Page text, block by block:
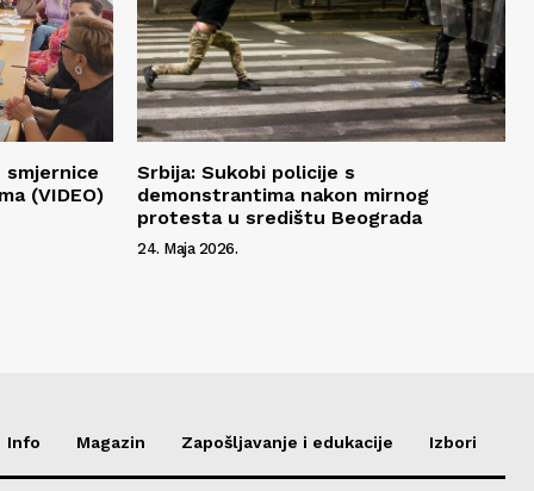
smjernice
(VIDEO)
Srbija: Sukobi policije s
demonstrantima nakon mirnog
protesta u središtu Beograda
24. Maja 2026.
Info Magazin Zapošljavanje i edukacije Izbori